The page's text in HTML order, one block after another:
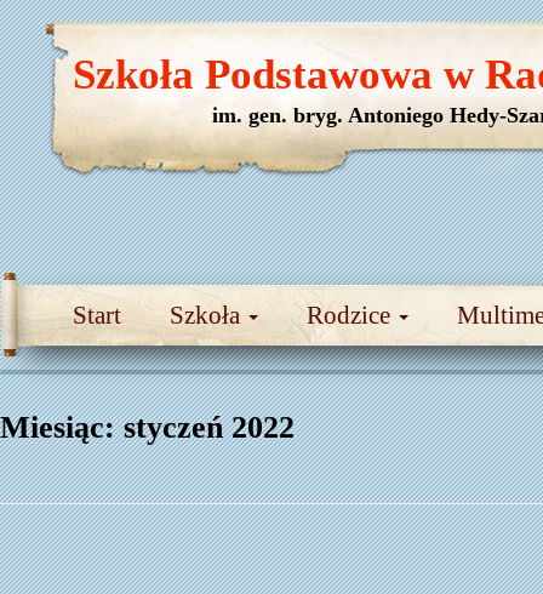
Start Szkoła Rodzice
Szkoła Podstawowa w
im. gen. bryg. Antoniego Hedy-
Miesiąc:styczeń 2022